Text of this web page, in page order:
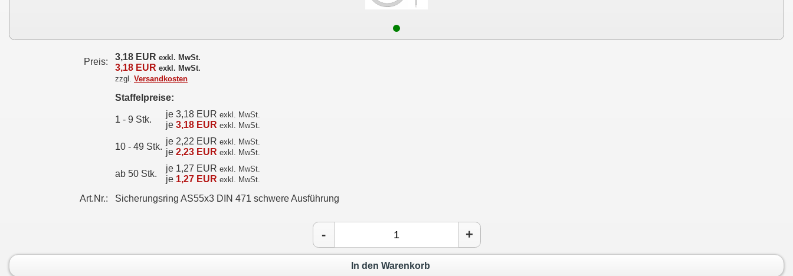
Preis: 3,18 EUR exkl. MwSt.
3,18 EUR exkl. MwSt.
zzgl. Versandkosten
Staffelpreise:
1 - 9 Stk.
je 3,18 EUR exkl. MwSt.
je 3,18 EUR exkl. MwSt.
10 - 49 Stk.
je 2,22 EUR exkl. MwSt.
je 2,23 EUR exkl. MwSt.
ab 50 Stk.
je 1,27 EUR exkl. MwSt.
je 1,27 EUR exkl. MwSt.
Art.Nr.: Sicherungsring AS55x3 DIN 471 schwere Ausführung
- +
In den Warenkorb